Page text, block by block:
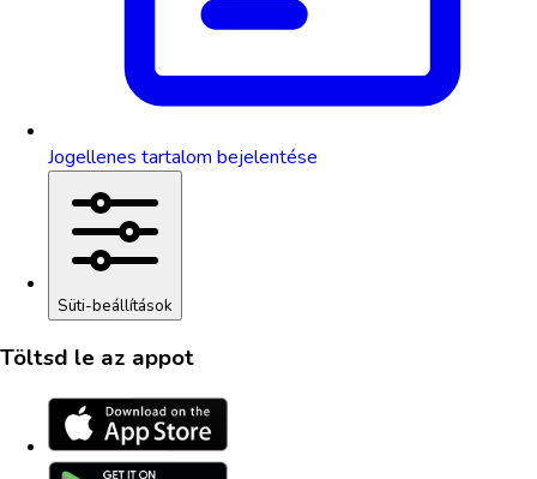
Jogellenes tartalom bejelentése
Süti-beállítások
Töltsd le az appot